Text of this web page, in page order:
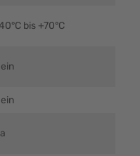
bis +70°C